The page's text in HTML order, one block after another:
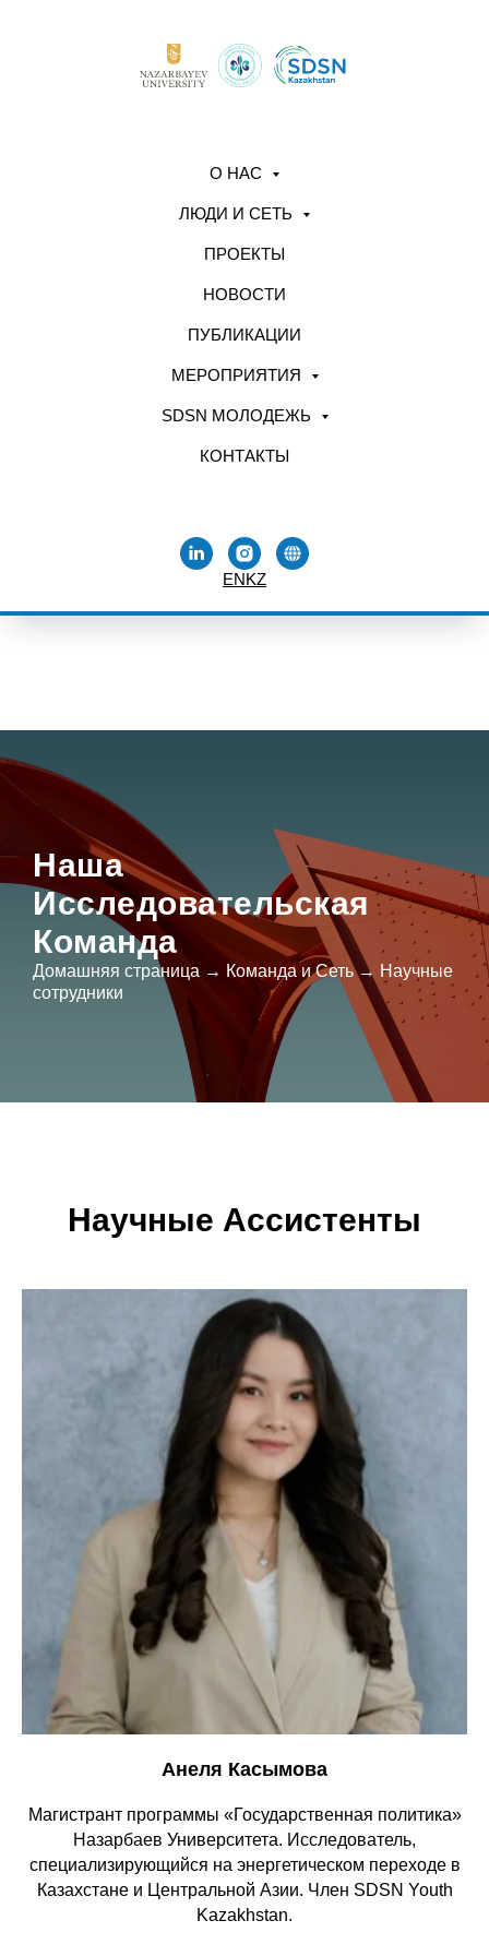
О НАС
ЛЮДИ И СЕТЬ
ПРОЕКТЫ
НОВОСТИ
ПУБЛИКАЦИИ
МЕРОПРИЯТИЯ
SDSN МОЛОДЕЖЬ
КОНТАКТЫ
ENKZ
Наша
Исследовательская
Команда
Домашняя страница → Команда и Сеть → Научные
сотрудники
Научные Ассистенты
Анеля Касымова
Магистрант программы «Государственная политика»
Назарбаев Университета. Исследователь,
специализирующийся на энергетическом переходе в
Казахстане и Центральной Азии. Член SDSN Youth
Kazakhstan.